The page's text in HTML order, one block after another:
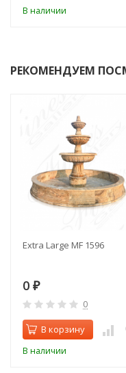
В наличии
РЕКОМЕНДУЕМ
Extra Large MF 1596
0 ₽
0
В корзину
В наличии